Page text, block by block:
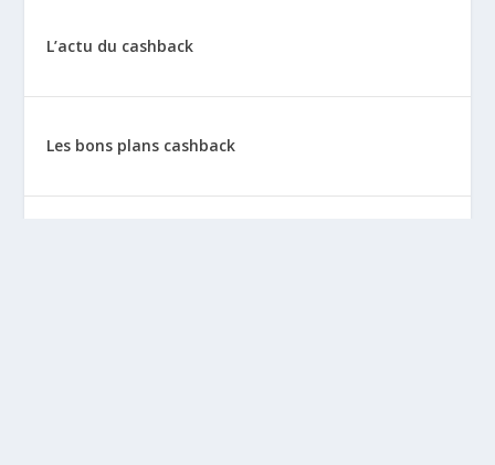
L’actu du cashback
Les bons plans cashback